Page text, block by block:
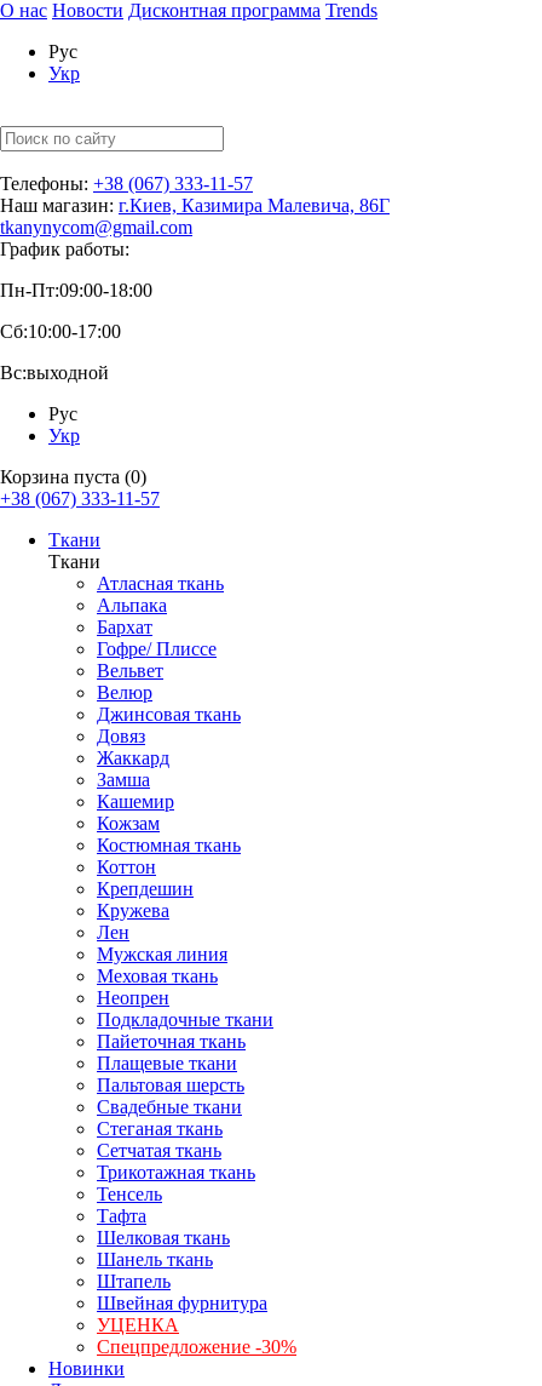
О нас Новости Дисконтная программа Trends
Рус
Укр
Телефоны: +38 (067) 333-11-57
Наш магазин: г.Киев, Казимира Малевича, 86Г
tkanynycom@gmail.com
График работы:
Пн-Пт:09:00-18:00
Сб:10:00-17:00
Вс:выходной
Рус
Укр
Корзина пуста (0)
+38 (067) 333-11-57
Ткани
Ткани
Атласная ткань
Альпака
Бархат
Гофре/ Плиссе
Вельвет
Велюр
Джинсовая ткань
Довяз
Жаккард
Замша
Кашемир
Кожзам
Костюмная ткань
Коттон
Крепдешин
Кружева
Лен
Мужская линия
Меховая ткань
Неопрен
Подкладочные ткани
Пайеточная ткань
Плащевые ткани
Пальтовая шерсть
Свадебные ткани
Стеганая ткань
Сетчатая ткань
Трикотажная ткань
Тенсель
Тафта
Шелковая ткань
Шанель ткань
Штапель
Швейная фурнитура
УЦЕНКА
Спецпредложение -30%
Новинки